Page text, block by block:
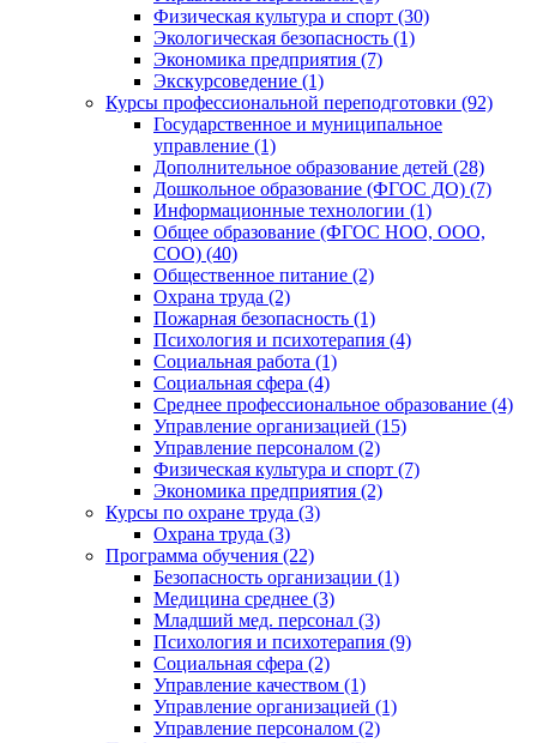
Физическая культура и спорт (30)
Экологическая безопасность (1)
Экономика предприятия (7)
Экскурсоведение (1)
Курсы профессиональной переподготовки (92)
Государственное и муниципальное
управление (1)
Дополнительное образование детей (28)
Дошкольное образование (ФГОС ДО) (7)
Информационные технологии (1)
Общее образование (ФГОС НОО, ООО,
СОО) (40)
Общественное питание (2)
Охрана труда (2)
Пожарная безопасность (1)
Психология и психотерапия (4)
Социальная работа (1)
Социальная сфера (4)
Среднее профессиональное образование (4)
Управление организацией (15)
Управление персоналом (2)
Физическая культура и спорт (7)
Экономика предприятия (2)
Курсы по охране труда (3)
Охрана труда (3)
Программа обучения (22)
Безопасность организации (1)
Медицина среднее (3)
Младший мед. персонал (3)
Психология и психотерапия (9)
Социальная сфера (2)
Управление качеством (1)
Управление организацией (1)
Управление персоналом (2)